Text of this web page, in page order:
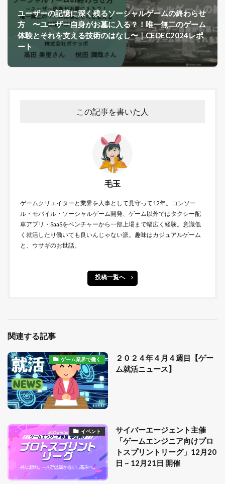
ユーザーの記憶に深く残るソーシャルゲームの終わらせ
方 〜ユーザー自身がお墓に入る？！唯一無二のゲーム
体験とそれを支える技術のはなし〜｜CEDEC2024レポ
ート
この記事を書いた人
毛玉
ゲームクリエイターと業界を人事として見守って12年。コンソー
ル・モバイル・ソーシャルゲーム開発、ゲーム以外ではタクシー配
車アプリ・SaaSをベンチャーから一部上場まで幅広く経験。意識低
く就活したり働いても良いんじゃない派。趣味はカジュアルゲーム
と、ウサギのお世話。
投稿一覧へ
関連する記事
ゲーム業界で働く
２０２４年４月４週目【ゲー
ム就活ニュース】
イベント
サイバーエージェント主催
「ゲームエンジニア向けプロ
トスプリントリーグ」12月20
日 ~ 12月21日 開催